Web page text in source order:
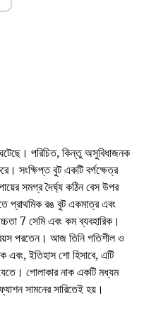
ঘটেছে। পরিচিত, কিন্তু অসুবিধাজনক
সংক্ষিপ্ত বুট একটি বর্গক্ষেত্র
সমগ্র দৈর্ঘ্য কঠিন বেস উপর
প্রাথমিক রঙ বুট একমাত্র এবং
7 সেমি এবং কম ব্যবহারিক।
বয়স পরতেন। আজ তিনি গতিশীল ও
এবং, ইতিহাস শো হিসাবে, এটি
গোলাকার নাক একটি মধ্যম
সামনের সারিতেই হয়।